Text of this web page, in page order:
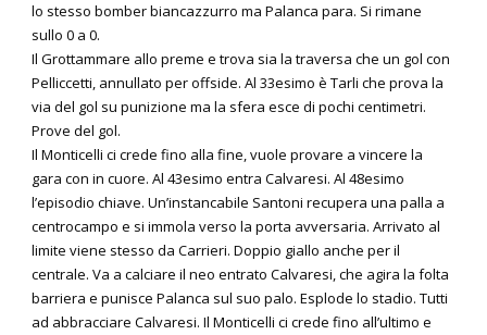
lo stesso bomber biancazzurro ma Palanca para. Si rimane
sullo 0 a 0.
Il Grottammare allo preme e trova sia la traversa che un gol con
Pelliccetti, annullato per offside. Al 33esimo è Tarli che prova la
via del gol su punizione ma la sfera esce di pochi centimetri.
Prove del gol.
Il Monticelli ci crede fino alla fine, vuole provare a vincere la
gara con in cuore. Al 43esimo entra Calvaresi. Al 48esimo
l’episodio chiave. Un’instancabile Santoni recupera una palla a
centrocampo e si immola verso la porta avversaria. Arrivato al
limite viene stesso da Carrieri. Doppio giallo anche per il
centrale. Va a calciare il neo entrato Calvaresi, che agira la folta
barriera e punisce Palanca sul suo palo. Esplode lo stadio. Tutti
ad abbracciare Calvaresi. Il Monticelli ci crede fino all’ultimo e